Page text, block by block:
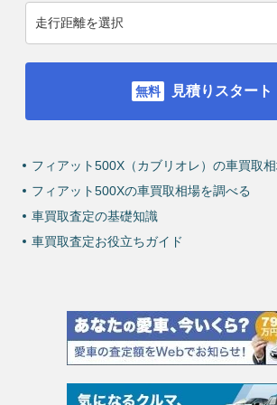
見積りスタート
フィアット500X（カブリオレ）の車買取
フィアット500Xの車買取相場を調べる
車買取査定の基礎知識
車買取査定お役立ちガイド